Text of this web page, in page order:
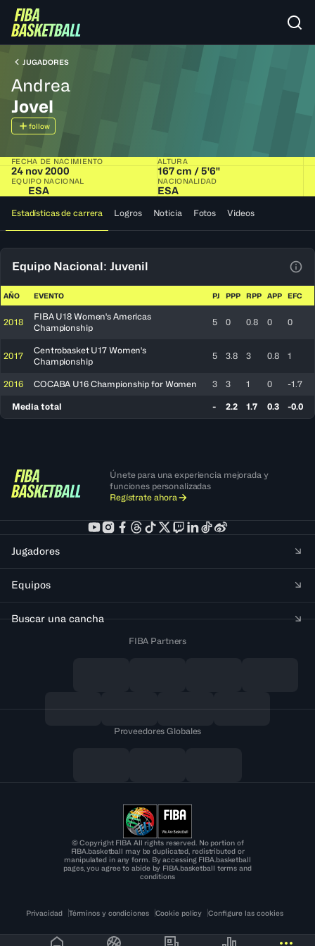
JUGADORES
Andrea
Jovel
follow
FECHA DE NACIMIENTO
24 nov 2000
ALTURA
167 cm / 5'6"
EQUIPO NACIONAL
ESA
NACIONALIDAD
ESA
Estadísticas de carrera Logros Noticia Fotos Videos
Equipo Nacional: Juvenil
AÑO EVENTO PJ PPP RPP APP EFC
2018
FIBA U18 Women's Americas
Championship
5 0 0.8 0 0
2017
Centrobasket U17 Women's
Championship
5 3.8 3 0.8 1
2016 COCABA U16 Championship for Women 3 3 1 0 -1.7
Media total - 2.2 1.7 0.3 -0.0
Únete para una experiencia mejorada y
funciones personalizadas
Regístrate ahora
Jugadores
Equipos
Buscar una cancha
FIBA Partners
Proveedores Globales
© Copyright FIBA All rights reserved. No portion of
FIBA.basketball may be duplicated, redistributed or
manipulated in any form. By accessing FIBA.basketball
pages, you agree to abide by FIBA.basketball terms and
conditions
Privacidad Términos y condiciones Cookie policy Configure las cookies